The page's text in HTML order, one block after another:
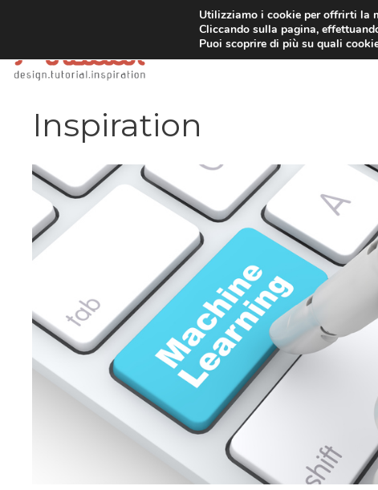
Inspiration
Utilizziamo i cookie per offrirti la
Cliccando sulla pagina,
Puoi scoprire di più su quali